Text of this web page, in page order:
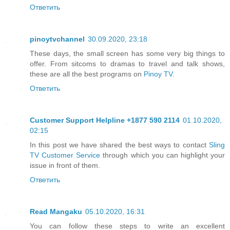
Ответить
pinoytvchannel 30.09.2020, 23:18
These days, the small screen has some very big things to
offer. From sitcoms to dramas to travel and talk shows,
these are all the best programs on Pinoy TV.
Ответить
Customer Support Helpline +1877 590 2114 01.10.2020,
02:15
In this post we have shared the best ways to contact Sling
TV Customer Service through which you can highlight your
issue in front of them.
Ответить
Read Mangaku 05.10.2020, 16:31
You can follow these steps to write an excellent